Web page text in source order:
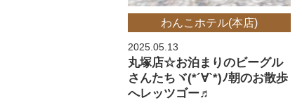
わんこホテル(本店)
2025.05.13
丸塚店☆お泊まりのビーグル
さんたちヾ(*´∀`*)ﾉ朝のお散歩
へレッツゴー♬